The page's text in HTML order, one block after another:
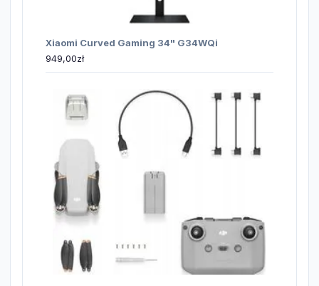
Xiaomi Curved Gaming 34" G34WQi
949,00zł